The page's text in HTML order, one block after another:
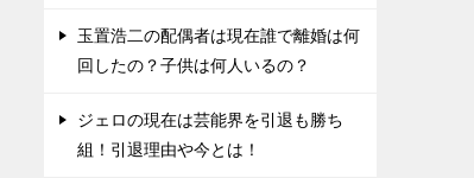
玉置浩二の配偶者は現在誰で離婚は何
回したの？子供は何人いるの？
ジェロの現在は芸能界を引退も勝ち
組！引退理由や今とは！